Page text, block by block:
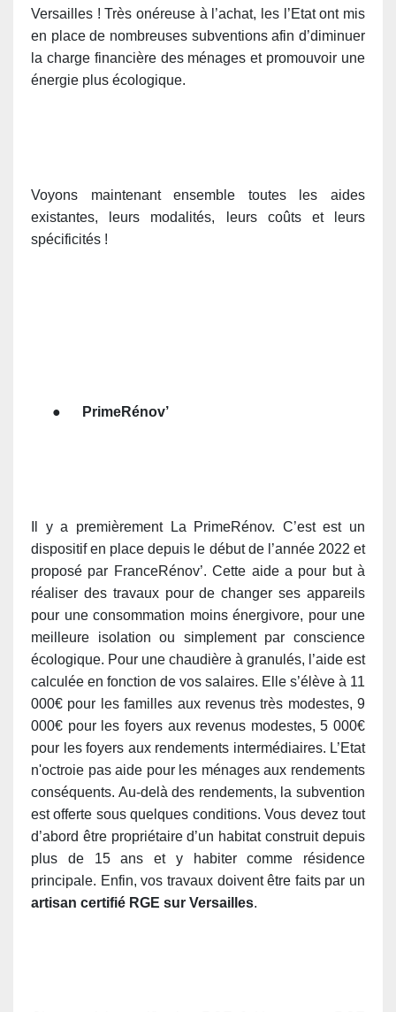
Versailles ! Très onéreuse à l’achat, les l’Etat ont mis
en place de nombreuses subventions afin d’diminuer
la charge financière des ménages et promouvoir une
énergie plus écologique.
Voyons maintenant ensemble toutes les aides
existantes, leurs modalités, leurs coûts et leurs
spécificités !
● PrimeRénov’
Il y a premièrement La PrimeRénov. C’est est un
dispositif en place depuis le début de l’année 2022 et
proposé par FranceRénov’. Cette aide a pour but à
réaliser des travaux pour de changer ses appareils
pour une consommation moins énergivore, pour une
meilleure isolation ou simplement par conscience
écologique. Pour une chaudière à granulés, l’aide est
calculée en fonction de vos salaires. ​​Elle s’élève à 11
000€ pour les familles aux revenus très modestes, 9
000€ pour les foyers aux revenus modestes, 5 000€
pour les foyers aux rendements intermédiaires. L’Etat
n'octroie pas aide pour les ménages aux rendements
conséquents. Au-delà des rendements, la subvention
est offerte sous quelques conditions. Vous devez tout
d’abord être propriétaire d’un habitat construit depuis
plus de 15 ans et y habiter comme résidence
principale. Enfin, vos travaux doivent être faits par un
artisan certifié RGE sur Versailles.